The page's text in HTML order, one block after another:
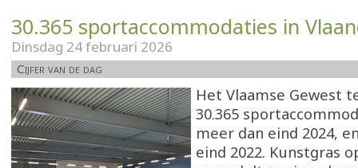
30.365 sportaccommodaties in
Dinsdag 24 februari 2026
Cijfer van de dag
Het Vlaamse Gewest
30.365
meer dan eind 2024,
eind 2022. Kunstgras